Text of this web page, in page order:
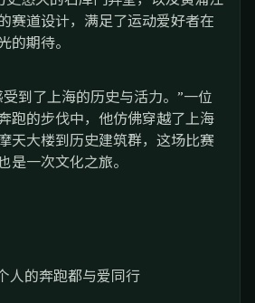
赛道设计，满足了运动爱好者在
的期待。
到了上海的历史与活力。”一位
跑的步伐中，他仿佛穿越了上海
天大楼到历史建筑群，这场比赛
是一次文化之旅。
人的奔跑都与爱同行